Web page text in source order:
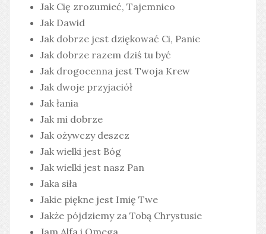
Jak Cię zrozumieć, Tajemnico
Jak Dawid
Jak dobrze jest dziękować Ci, Panie
Jak dobrze razem dziś tu być
Jak drogocenna jest Twoja Krew
Jak dwoje przyjaciół
Jak łania
Jak mi dobrze
Jak ożywczy deszcz
Jak wielki jest Bóg
Jak wielki jest nasz Pan
Jaka siła
Jakie piękne jest Imię Twe
Jakże pójdziemy za Tobą Chrystusie
Jam Alfa i Omega